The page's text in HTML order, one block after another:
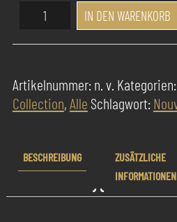
Success
Parfum
of
Night
IN DEN WARENKORB
Artikelnummer:n. v. Kategorien:
Collection,Alle Schlagwort:
BESCHREIBUNG
ZUSÄTZLICHE
INFORMATIONEN